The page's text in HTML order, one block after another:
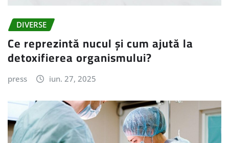
DIVERSE
Ce reprezintă nucul și cum ajută la
detoxifierea organismului?
press iun. 27, 2025